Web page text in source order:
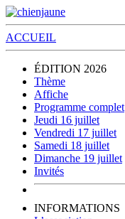
ACCUEIL
ÉDITION 2026
Thème
Affiche
Programme complet
Jeudi 16 juillet
Vendredi 17 juillet
Samedi 18 juillet
Dimanche 19 juillet
Invités
INFORMATIONS